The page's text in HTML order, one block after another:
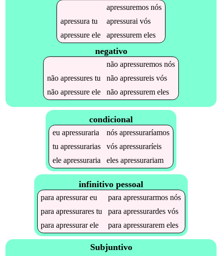
apressuremosnós
apressura tu apressurai vós
apressureele apressuremeles
negativo
não apressuremosnós
não apressurestu não apressureisvós
não apressureele não apressuremeles
condicional
eu apressuraria nós apressuraríamos
tu apressurarias vós apressuraríeis
ele apressuraria eles apressurariam
infinitivo pessoal
paraapressurareu paraapressurarmos nós
paraapressurares tu paraapressurardes vós
paraapressurarele paraapressurarem eles
Subjuntivo